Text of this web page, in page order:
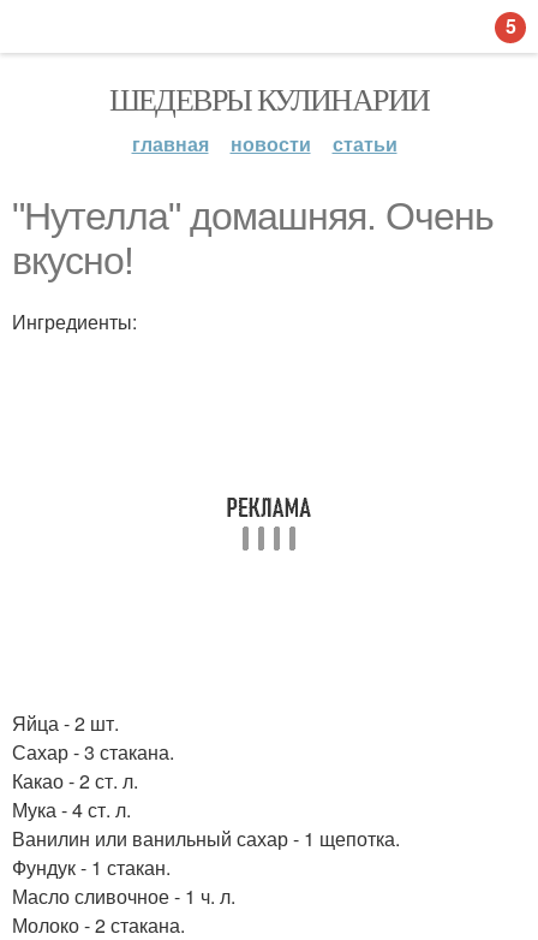
ШЕДЕВРЫ КУЛИНАРИИ
главная новости статьи
"Нутелла" домашняя. Очень
вкусно!
Ингредиенты:
Яйца - 2 шт.
Сахар - 3 стакана.
Какао - 2 ст. л.
Мука - 4 ст. л.
Ванилин или ванильный сахар - 1 щепотка.
Фундук - 1 стакан.
Масло сливочное - 1 ч. л.
Молоко - 2 стакана.
5